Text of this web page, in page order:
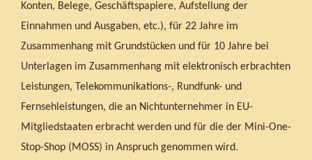
Konten, Belege, Geschäftspapiere, Aufstellung der
Einnahmen und Ausgaben, etc.), für 22 Jahre im
Zusammenhang mit Grundstücken und für 10 Jahre bei
Unterlagen im Zusammenhang mit elektronisch erbrachten
Leistungen, Telekommunikations-, Rundfunk- und
Fernsehleistungen, die an Nichtunternehmer in EU-
Mitgliedstaaten erbracht werden und für die der Mini-One-
Stop-Shop (MOSS) in Anspruch genommen wird.